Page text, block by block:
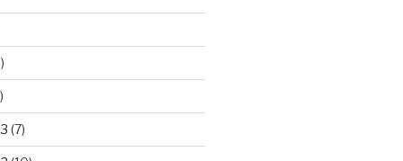
(7)